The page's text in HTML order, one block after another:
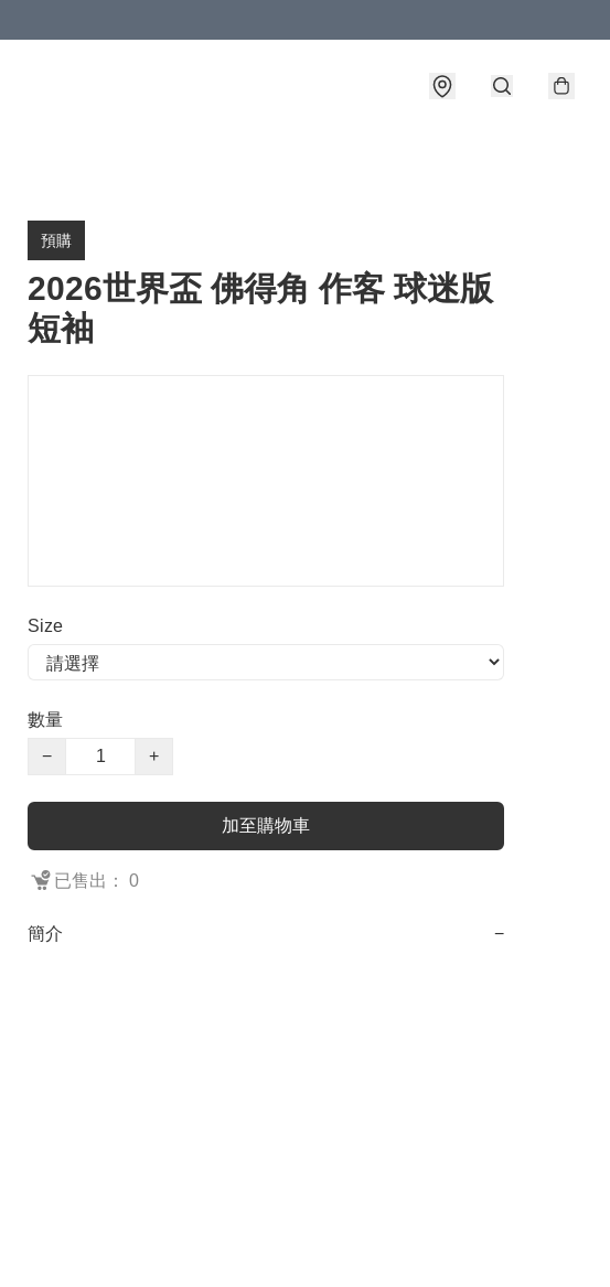
預購
2026世界盃 佛得角 作客 球迷版
短袖
Size
數量
−
+
加至購物車
已售出： 0
簡介 −